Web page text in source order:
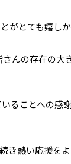
がとても嬉し
んの存在の大
ることへの感
き熱い応援を